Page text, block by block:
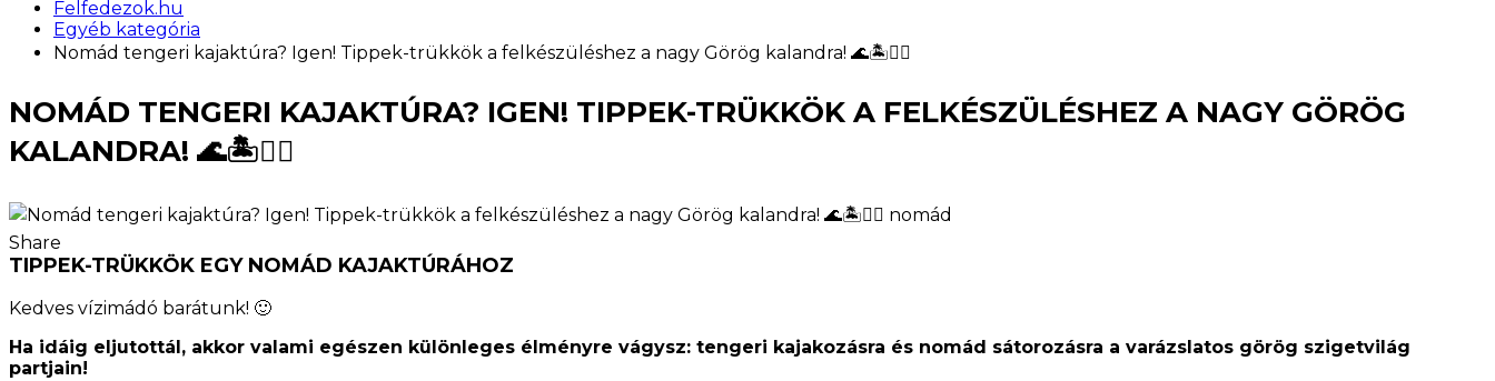
Felfedezok.hu
Egyéb kategória
Nomád tengeri kajaktúra? Igen! Tippek-trükkök a felkészüléshez a nagy Görög kalandra! 🌊🏝️🚣‍♀️
NOMÁD TENGERI KAJAKTÚRA? IGEN! TIPPEK-TRÜKKÖK A FELKÉSZÜLÉSHEZ A NAGY GÖRÖG
KALANDRA! 🌊🏝️🚣‍♀️
Share
TIPPEK-TRÜKKÖK EGY NOMÁD KAJAKTÚRÁHOZ
Kedves vízimádó barátunk! 🙂
Ha idáig eljutottál, akkor valami egészen különleges élményre vágysz: tengeri kajakozásra és nomád sátorozásra a varázslatos görög szigetvilág
partjain!